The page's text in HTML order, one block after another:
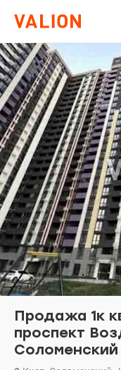
Продажа 1к
проспект
Соломенский